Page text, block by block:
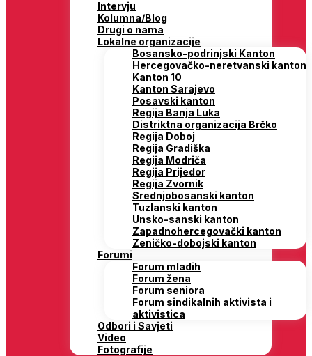
Intervju
Kolumna/Blog
Drugi o nama
Lokalne organizacije
Bosansko-podrinjski Kanton
Hercegovačko-neretvanski kanton
Kanton 10
Kanton Sarajevo
Posavski kanton
Regija Banja Luka
Distriktna organizacija Brčko
Regija Doboj
Regija Gradiška
Regija Modriča
Regija Prijedor
Regija Zvornik
Srednjobosanski kanton
Tuzlanski kanton
Unsko-sanski kanton
Zapadnohercegovački kanton
Zeničko-dobojski kanton
Forumi
Forum mladih
Forum žena
Forum seniora
Forum sindikalnih aktivista i
aktivistica
Odbori i Savjeti
Video
Fotografije